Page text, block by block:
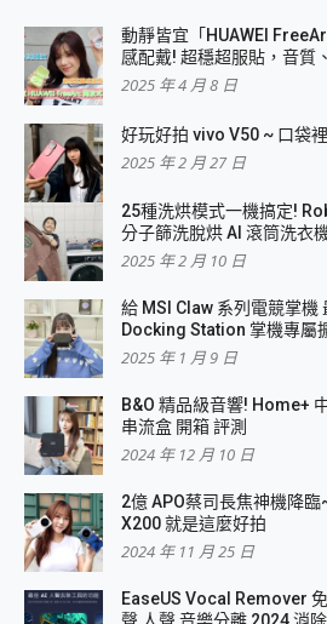
動靜皆宜「HUAWEI
感配戴! 超穩超服貼，音質
2025 年 4 月 8 日
好玩好拍 vivo V50 ~ 口袋
2025 年 2 月 27 日
25種洗烘模式一機搞定!
分子篩洗脫烘 AI 滾筒洗衣
2025 年 2 月 10 日
給 MSI Claw 系列電競掌機
Docking Station 掌機專屬
2025 年 1 月 9 日
B&O 精品級音響! Home+
串流盒 開箱 評測
2024 年 12 月 10 日
2億 APO蔡司長焦神機降
X200 就是這麼好拍
2024 年 11 月 25 日
EaseUS Vocal Remover
聲 人聲 音樂分離 2024 消